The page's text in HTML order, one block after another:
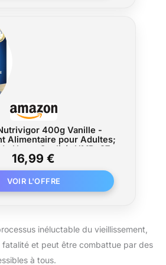
400g Vanille -
Alimentaire pour Adultes;
Haute Qualité, HMB, 27
et Minéraux (Dont
Vitamine D, Magnésium et
Zinc)
16,99 €
inéluctable du vieillissement,
fatalité et peut être combattue par des
à tous.